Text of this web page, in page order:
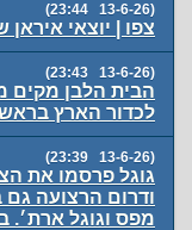
(13-6-26 23:44)
צפו | יוצאי
(13-6-26 23:43)
הבית הלבן מקים
לכדור הארץ
(13-6-26 23:39)
גוגל פרסמו את
ודרום הרצועה
מפס וגוגל